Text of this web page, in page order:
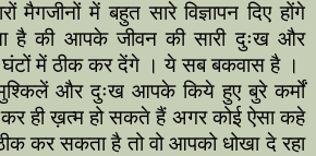
में बहुत सारे विज्ञापन दिए होंगे
है की आपके जीवन की सारी दुःख और
घंटों में ठीक कर देंगे । ये सब बकवास है ।
और दुःख आपके किये हुए बुरे कर्मों
कर ही ख़त्म हो सकते हैं अगर कोई ऐसा कहे
कर सकता है तो वो आपको धोखा दे रहा